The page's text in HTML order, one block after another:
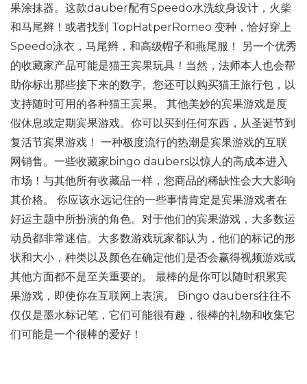
果涂抹器。这款dauber配有Speedo水洗纹身设计，火柴
和马尾辫！或者找到 TopHatperRomeo 变种，恰好穿上
Speedo泳衣，马尾辫，和高级帽子和燕尾服！ 另一个优秀
的收藏家产品可能是猫王宾果玩具！当然，法师本人也会帮
助你标出那些接下来的数字。您还可以购买猫王旅行包，以
支持随时可用的各种猫王宾果。 其他美妙的宾果游戏是度
假休息或定期宾果游戏。你可以买到任何东西，从圣诞节到
复活节宾果游戏！ 一种极度流行的热潮是宾果游戏的互联
网销售。一些收藏家bingo daubers以惊人的高成本进入
市场！与其他所有收藏品一样，您商品的稀缺性会大大影响
其价格。 你应该永远记住的一些事情肯定是宾果游戏者在
好运主题中所扮演的角色。对于他们的宾果游戏，大多数运
动员都非常迷信。大多数游戏玩家都认为，他们的标记的形
状和大小，种类以及颜色在确定他们是否会赢得视频游戏或
其他方面都不是至关重要的。 最棒的是你可以随时积累宾
果游戏，即使你在互联网上表演。 Bingo daubers往往不
仅仅是墨水标记笔，它们可能很有趣，很棒的礼物和收集它
们可能是一个很棒的爱好！